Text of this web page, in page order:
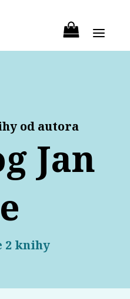
od autora
Jan
2 knihy